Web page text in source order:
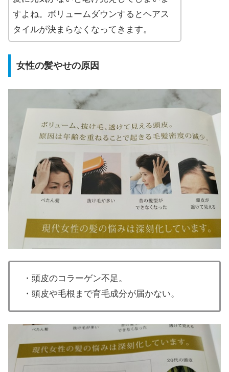
すよね。ボリュームダウンするとヘアス
タイルが決まらなくなってきます。
女性の髪やせの原因
・頭皮のコラーゲン不足。
・頭皮や毛根まで育毛成分が届かない。